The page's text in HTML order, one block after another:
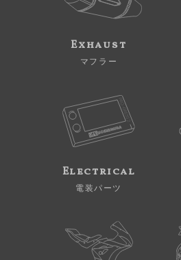
Exhaust
マフラー
Electrical
電装パーツ